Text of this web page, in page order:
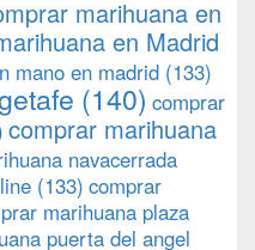
marihuana en
en Madrid
mano en madrid (133)
(140) comprar
comprar marihuana
navacerrada
(133) comprar
marihuana plaza
puerta del angel